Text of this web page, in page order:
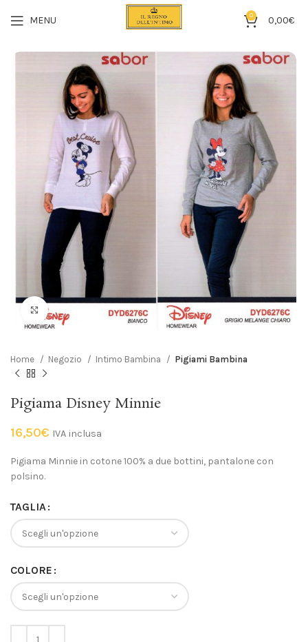
MENU 0 0,00€
Click to enlarge
Home Negozio Intimo Bambina Pigiami Bambina
Pigiama Disney Minnie
16,50€ IVA inclusa
Pigiama Minnie in cotone 100% a due bottini, pantalone con
polsino.
TAGLIA
COLORE